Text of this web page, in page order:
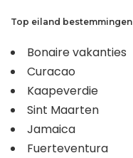
Top eiland bestemmingen
Bonaire vakanties
Curacao
Kaapeverdie
Sint Maarten
Jamaica
Fuerteventura